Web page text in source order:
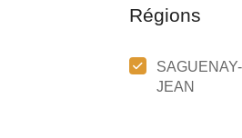
Régions
JEAN